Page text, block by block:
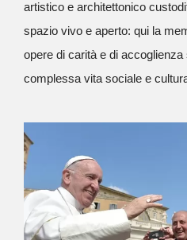
artistico e architettonico
spazio vivo e aperto: qui la
opere di carità e di
complessa vita sociale e